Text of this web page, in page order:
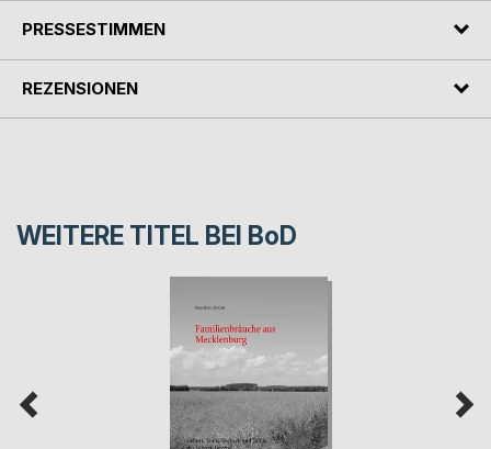
PRESSESTIMMEN
REZENSIONEN
WEITERE TITEL BEI BoD